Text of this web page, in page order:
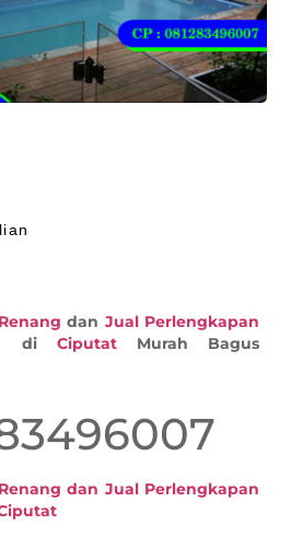
dan Jual Perlengkapan
diCiputat Murah Bagus
dan Jual Perlengkapan